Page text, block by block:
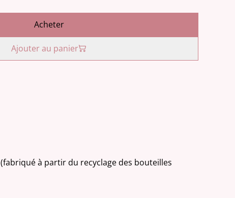
Acheter
Ajouter au panier
(fabriqué à partir du recyclage des bouteilles